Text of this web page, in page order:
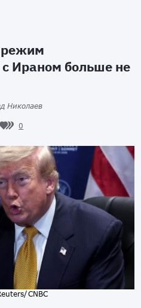
режим
Ираном больше не
Николаев
0
CNBC